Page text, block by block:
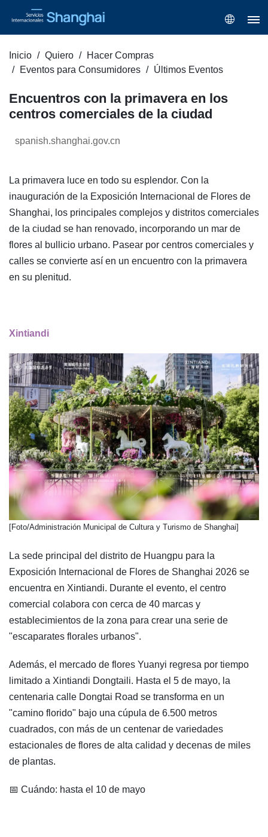
Inicio Quiero
Hacer Compras
Eventos para Consumidores
Últimos Eventos
Encuentros con la primavera en los
centros comerciales de la ciudad
spanish.shanghai.gov.cn
La primavera luce en todo su esplendor. Con la
inauguración de la Exposición Internacional de Flores de
Shanghai, los principales complejos y distritos comerciales
de la ciudad se han renovado, incorporando un mar de
flores al bullicio urbano. Pasear por centros comerciales y
calles se convierte así en un encuentro con la primavera
en su plenitud.
Xintiandi
​[Foto/Administración Municipal de Cultura y Turismo de Shanghai]
La sede principal del distrito de Huangpu para la
Exposición Internacional de Flores de Shanghai 2026 se
encuentra en Xintiandi. Durante el evento, el centro
comercial colabora con cerca de 40 marcas y
establecimientos de la zona para crear una serie de
"escaparates florales urbanos".
Además, el mercado de flores Yuanyi regresa por tiempo
limitado a Xintiandi Dongtaili. Hasta el 5 de mayo, la
centenaria calle Dongtai Road se transforma en un
"camino florido" bajo una cúpula de 6.500 metros
cuadrados, con más de un centenar de variedades
estacionales de flores de alta calidad y decenas de miles
de plantas.
📅 Cuándo: hasta el 10 de mayo